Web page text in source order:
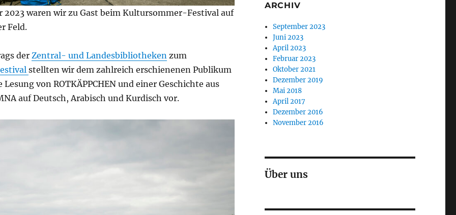
2023 waren wir zu Gast beim Kultursommer-Festival auf
Feld.
der Zentral- und Landesbibliothekenzum
stellten wir dem zahlreich erschienenen Publikum
Lesung von ROTKÄPPCHEN und einer Geschichte aus
auf Deutsch, Arabisch und Kurdisch vor.
ARCHIV
September 2023
Juni 2023
April 2023
Februar 2023
Oktober 2021
Dezember 2019
Mai 2018
April 2017
Dezember 2016
November 2016
Über uns